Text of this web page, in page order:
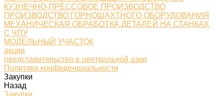
КУЗНЕЧНО-ПРЕССОВОЕ ПРОИЗВОДСТВО
ПРОИЗВОДСТВО ГОРНОШАХТНОГО ОБОРУДОВАНИЯ
МЕХАНИЧЕСКАЯ ОБРАБОТКА ДЕТАЛЕЙ НА СТАНКАХ
С ЧПУ
МОДЕЛЬНЫЙ УЧАСТОК
акции
представительство в центральной азии
Политика конфиденциальности
Закупки
Назад
Закупки